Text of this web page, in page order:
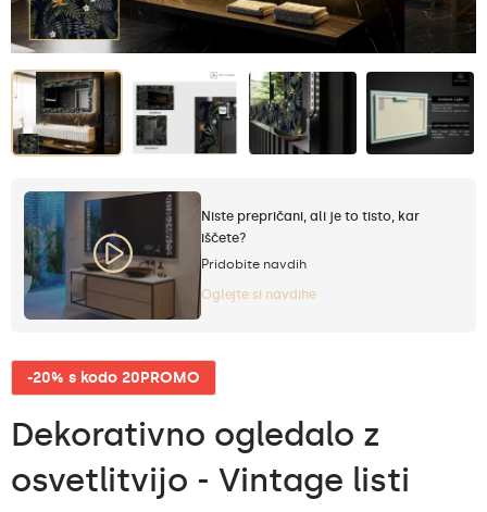
Niste prepričani, ali je to tisto, kar
iščete?
Pridobite navdih
Oglejte si navdihe
-20% s kodo 20PROMO
Dekorativno ogledalo z
osvetlitvijo - Vintage listi